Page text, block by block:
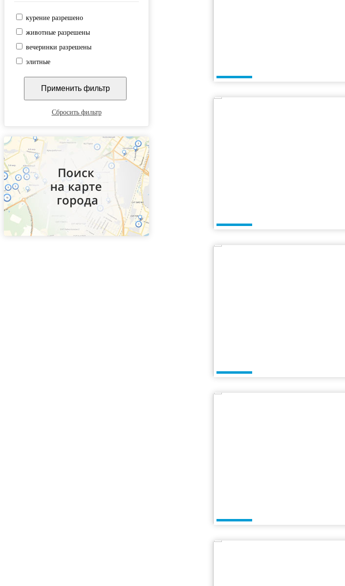
курение разрешено
животные разрешены
вечеринки разрешены
элитные
Сбросить фильтр